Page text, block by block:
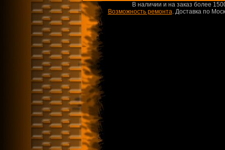
В наличии и на заказ более
Возможность ремонта.Доставка по